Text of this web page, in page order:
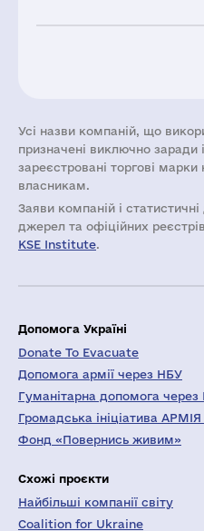
Усі назви компаній, що
призначені виключно заради
зареєстровані торгові марки
власникам.
Заяви компаній i статистичні
джерел та офіційних
KSE Institute.
Допомога Україні
Donate To Evacuate
Допомога армії через НБУ
Гуманітарна допомога
Громадська ініціатива АРМІЯ
Фонд «Повернись живим»
Схожі проєкти
Найбільші компанії світу
Coalition for Ukraine